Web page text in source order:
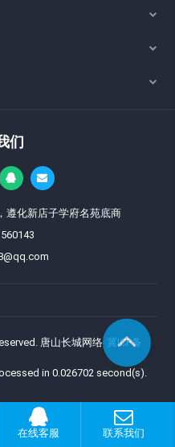
们
遵化新店子学府名苑底商
唐山长城网络 冀ICP备
in 0.026702 second(s).
在线客服 联系我们